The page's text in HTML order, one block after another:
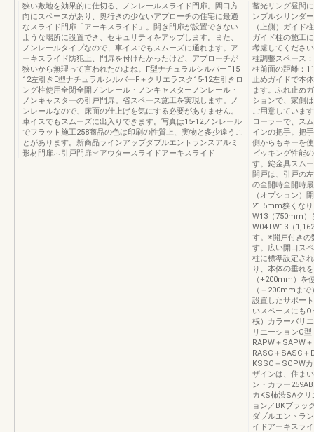
狭い敷地を効果的に仕切る、ノンレールスライド門扉。間口方
向にスペースがあり、奥行きの少ないアプローチの住宅に最適
なスライド門扉「アーキスライド」。開き門扉が設置できない
ような場所に設置でき、セキュリティをアップします。また、
ノンレールタイプなので、車イスでもスムーズに通れます。ア
ーキスライド防犯上、門扉を付けたかったけど、アプローチが
狭いから無理って言われたのよね。F型ナチュラルシルバーF15-
12左引きE型ナチュラルシルバーF＋クリエラスク15-12左引きロ
ング柱使用全閉全開ノンレール・ノンキャスターノンレール・
ノンキャスターの引戸門扉。省スペース施工を実現します。ノ
ンレールなので、床面の仕上げを気にする必要がありません。
車イスでもスムーズに出入りできます。写真は15-12ノンレール
でフラット施工258商品の色は印刷の性質上、実物と多少違うこ
とがあります。新商品ラインアップダブルエントランスアルミ
形材門扉︵引戸門扉︶アウタースライドアーキスライド
蓄光リング昼間
ンプルシリンダ
（上側）ガイド
ガイド柱の施工
考慮してくださ
柱調整スペース
柱前面の距離：
止めガイドで本
ます。ふれ止め
ションで、家側
ご用意していま
ローラーで、ス
インの把手。把
側からもキーを
ピッキング性能
す。錠金具スム
開戸は、引戸の
の全開時全開時
（オプション）
21.5mm狭くな
W13（750mm）
W04+W13（
す。※開戸付きの
す。広い開口ス
柱に標準設定さ
り、本体の垂れ
（+200mm）を
（＋200mmま
設置したサポー
いスペースにも
桟）カラーバリ
リエーションC
RAPW＋SAPW
RASC＋SASC＋
KSSC＋SCPW
ザインは、住ま
ン・カラー
カKS柿渋SAク
ョン／BKブラッ
ダブルエントラ
イドアーキスラ